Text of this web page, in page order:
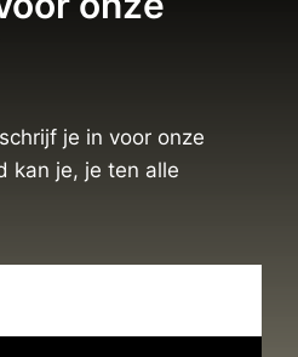
je in voor onze
kan je, je ten alle